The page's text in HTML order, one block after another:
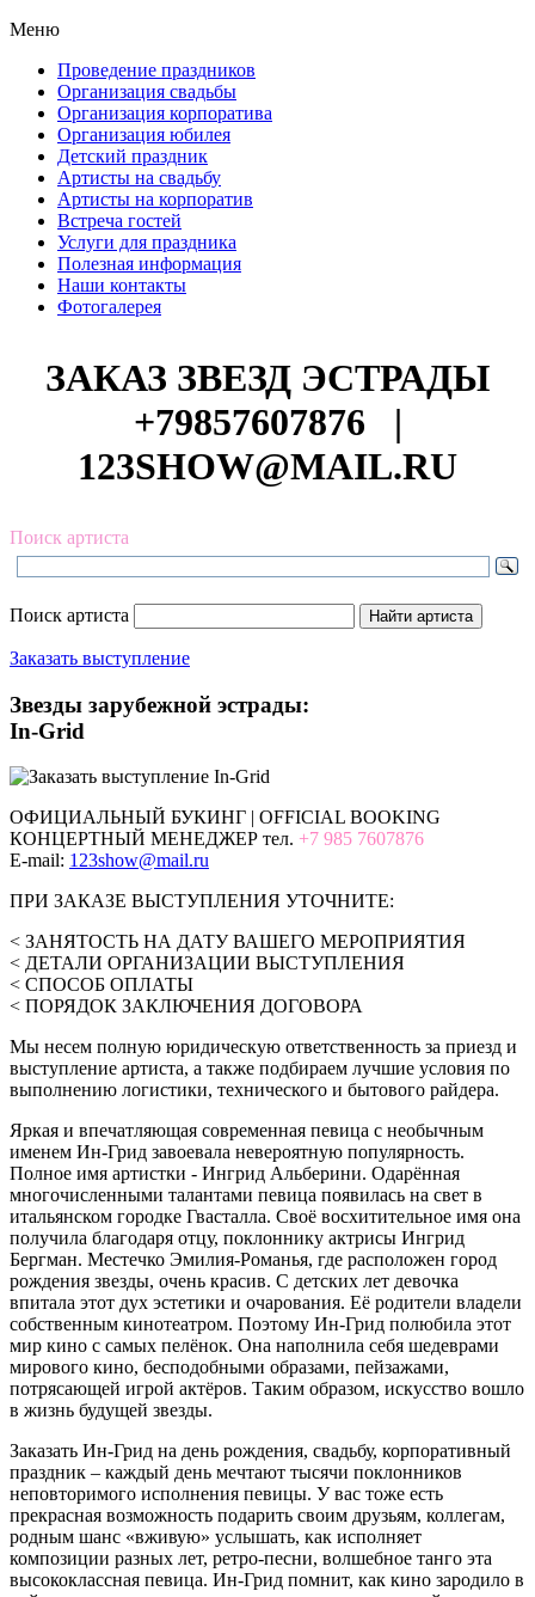
Меню
Проведение праздников
Организация свадьбы
Организация корпоратива
Организация юбилея
Детский праздник
Артисты на свадьбу
Артисты на корпоратив
Встреча гостей
Услуги для праздника
Полезная информация
Наши контакты
Фотогалерея
ЗАКАЗ ЗВЕЗД ЭСТРАДЫ
+79857607876
|
123SHOW@MAIL.RU
Поиск артиста
Поиск артиста
Заказать выступление
Звезды зарубежной эстрады:
In-Grid
ОФИЦИАЛЬНЫЙ БУКИНГ | OFFICIAL BOOKING
КОНЦЕРТНЫЙ МЕНЕДЖЕР тел. +7 985 7607876
E-mail: 123show@mail.ru
ПРИ ЗАКАЗЕ ВЫСТУПЛЕНИЯ УТОЧНИТЕ:
< ЗАНЯТОСТЬ НА ДАТУ ВАШЕГО МЕРОПРИЯТИЯ
< ДЕТАЛИ ОРГАНИЗАЦИИ ВЫСТУПЛЕНИЯ
< СПОСОБ ОПЛАТЫ
< ПОРЯДОК ЗАКЛЮЧЕНИЯ ДОГОВОРА
Мы несем полную юридическую ответственность за приезд и
выступление артиста, а также подбираем лучшие условия по
выполнению логистики, технического и бытового райдера.
Яркая и впечатляющая современная певица с необычным
именем Ин-Грид завоевала невероятную популярность.
Полное имя артистки - Ингрид Альберини. Одарённая
многочисленными талантами певица появилась на свет в
итальянском городке Гвасталла. Своё восхитительное имя она
получила благодаря отцу, поклоннику актрисы Ингрид
Бергман. Местечко Эмилия-Романья, где расположен город
рождения звезды, очень красив. С детских лет девочка
впитала этот дух эстетики и очарования. Её родители владели
собственным кинотеатром. Поэтому Ин-Грид полюбила этот
мир кино с самых пелёнок. Она наполнила себя шедеврами
мирового кино, бесподобными образами, пейзажами,
потрясающей игрой актёров. Таким образом, искусство вошло
в жизнь будущей звезды.
Заказать Ин-Грид на день рождения, свадьбу, корпоративный
праздник – каждый день мечтают тысячи поклонников
неповторимого исполнения певицы. У вас тоже есть
прекрасная возможность подарить своим друзьям, коллегам,
родным шанс «вживую» услышать, как исполняет
композиции разных лет, ретро-песни, волшебное танго эта
высококлассная певица. Ин-Грид помнит, как кино зародило в